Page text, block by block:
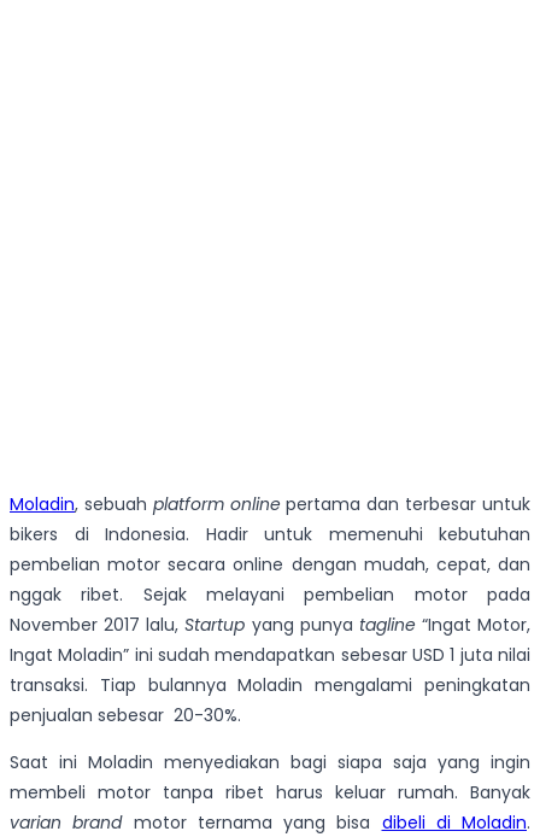
Moladin, sebuah platform onlinepertama dan terbesar untuk
bikers di Indonesia.
Hadir untuk memenuhi kebutuhan
pembelian motor secara online dengan mudah, cepat, dan
nggak ribet. Sejak melayani pembelian motor pada
November 2017 lalu,Startup yang punya tagline“Ingat Motor,
Ingat Moladin” ini sudah mendapatkan sebesar USD 1 juta nilai
transaksi. Tiap bulannya Moladin mengalami peningkatan
penjualan sebesar 20-30%.
Saat ini Moladin menyediakan bagi siapa saja yang ingin
membeli motor tanpa ribet harus keluar rumah. Banyak
varian brandmotor ternama yang bisa dibeli di Moladin.